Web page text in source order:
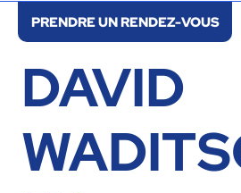
PRENDRE UN RENDEZ-VOUS
DAVID